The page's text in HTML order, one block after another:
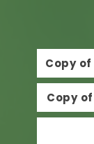
Copy
Copy